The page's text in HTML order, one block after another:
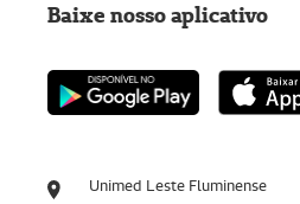
Unimed Leste Fluminense
Baixe nosso aplicativo